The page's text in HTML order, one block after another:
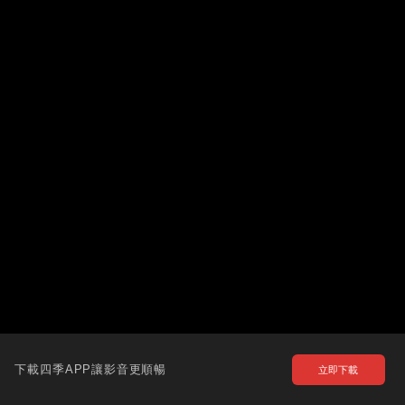
下載四季APP讓影音更順暢 立即下載